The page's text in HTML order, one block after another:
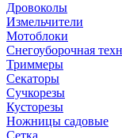
Дровоколы
Измельчители
Мотоблоки
Снегоуборочная
Триммеры
Секаторы
Сучкорезы
Кусторезы
Ножницы садовые
Сетка